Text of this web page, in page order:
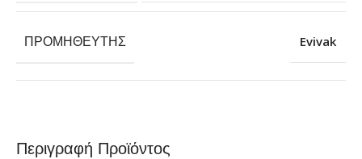
Περιγραφή Προϊόντος
ΠΡΟΜΗΘΕΥΤΉΣ Evivak